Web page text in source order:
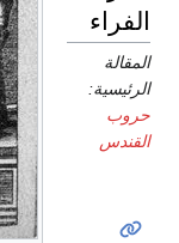
الفراء
المقالة
الرئيسية:
حروب
القندس